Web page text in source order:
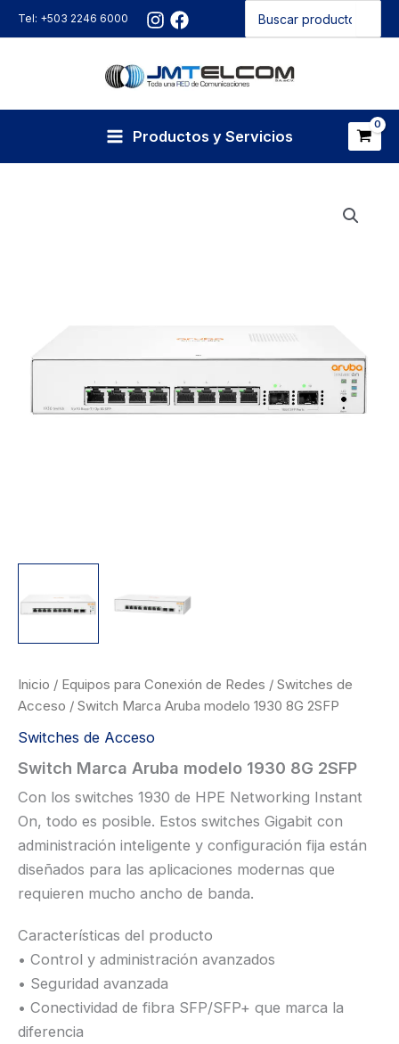
al
Tel: +503 2246 6000
por:
Productos y Servicios
Inicio / Equipos para Conexión de Redes / Switches de
Acceso / Switch Marca Aruba modelo 1930 8G 2SFP
Switches de Acceso
Switch Marca Aruba modelo 1930 8G 2SFP
Con los switches 1930 de HPE Networking Instant
On, todo es posible. Estos switches Gigabit con
administración inteligente y configuración fija están
diseñados para las aplicaciones modernas que
requieren mucho ancho de banda.
Características del producto
• Control y administración avanzados
• Seguridad avanzada
• Conectividad de fibra SFP/SFP+ que marca la
diferencia